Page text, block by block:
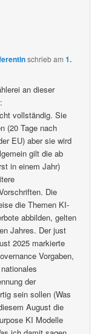
schriebam1.
an dieser
vollständig. Sie
(20 Tage nach
EU) aber sie wird
gilt die ab
in einem Jahr)
Die
die Themen KI-
abbilden, gelten
Jahres. Der just
2025 markierte
Vorgaben,
der
sein sollen (Was
August die
KI Modelle